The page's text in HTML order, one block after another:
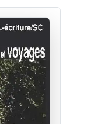
est une
à la
présent.